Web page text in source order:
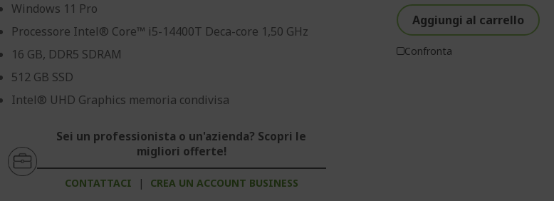
Windows 11 Pro
Processore Intel® Core™ i5-14400T Deca-core 1,50 GHz
16 GB, DDR5 SDRAM
512 GB SSD
Intel® UHD Graphics memoria condivisa
Sei un professionista o un'azienda? Scopri le
migliori offerte!
CONTATTACI | CREA UN ACCOUNT BUSINESS
Aggiungi al carrello
Confronta